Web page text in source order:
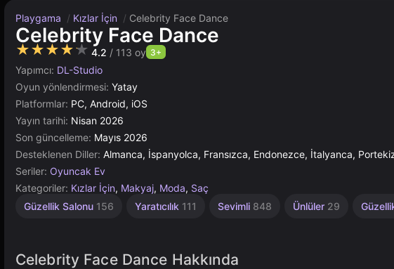
Playgama / Kızlar İçin / Celebrity Face Dance
Celebrity Face Dance
★★★★★ 4.2 / 113 oy 3+
Yapımcı: DL-Studio
Oyun yönlendirmesi: Yatay
Platformlar: PC, Android, iOS
Yayın tarihi: Nisan 2026
Son güncelleme: Mayıs 2026
Desteklenen Diller: Almanca, İspanyolca, Fransızca, Endonezce, İtalyanca,
Seriler: Oyuncak Ev
Kategoriler: Kızlar İçin, Makyaj, Moda, Saç
Güzellik Salonu 156 Yaratıcılık 111 Sevimli 848 Ünlüler 29
Celebrity Face Dance Hakkında